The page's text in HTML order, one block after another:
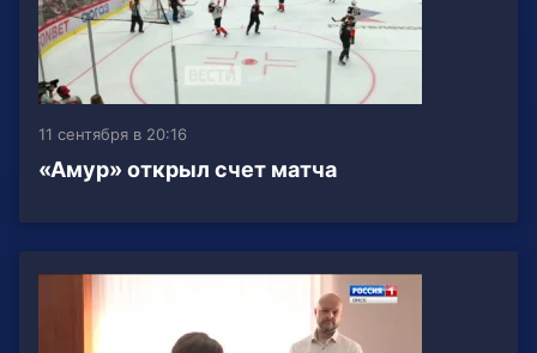
11 сентября в 20:16
«Амур» открыл счет матча